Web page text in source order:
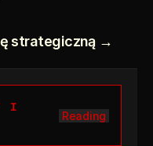
strategiczną →
I
Reading